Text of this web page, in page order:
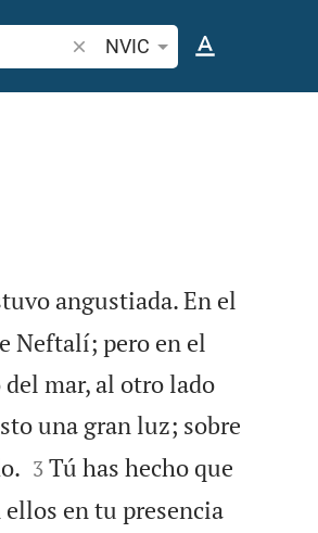
Buscar versículo bíblico o palabra
NVIC
angustiada. En el
Neftalí; pero en el
mar, al otro lado
una gran luz; sobre

3 Tú has hecho que
en tu presencia